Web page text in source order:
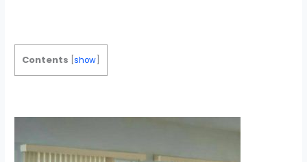
Contents [show